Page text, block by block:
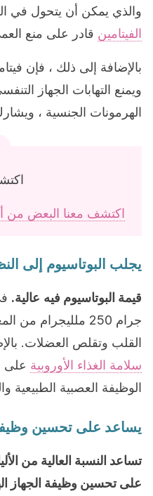
والذي يمكن أن يتحول في
الفيتامين قادر على منع
بالإضافة إلى ذلك ، فإن
ويمنع التهابات الجهاز
الهرمونات الجنسية ،
اكتشف معنا البعض من
يجلب البوتاسيوم إلى
قيمة البوتاسيوم فيه عالية.
جرام 250
القلب وتقلص العضلات.
سلامة الغذاء الأوروبية على
الوظيفة العصبية
يساعد على تحسين
تساعد النسبة العالية من
على تحسين وظيفة الجهاز